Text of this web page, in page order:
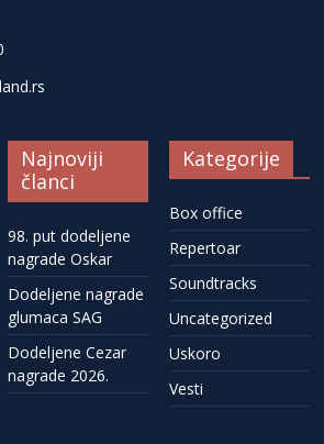
Najnoviji
članci
98. put dodeljene
nagrade Oskar
Dodeljene nagrade
glumaca SAG
Dodeljene Cezar
nagrade 2026.
Kategorije
Box office
Repertoar
Soundtracks
Uncategorized
Uskoro
Vesti